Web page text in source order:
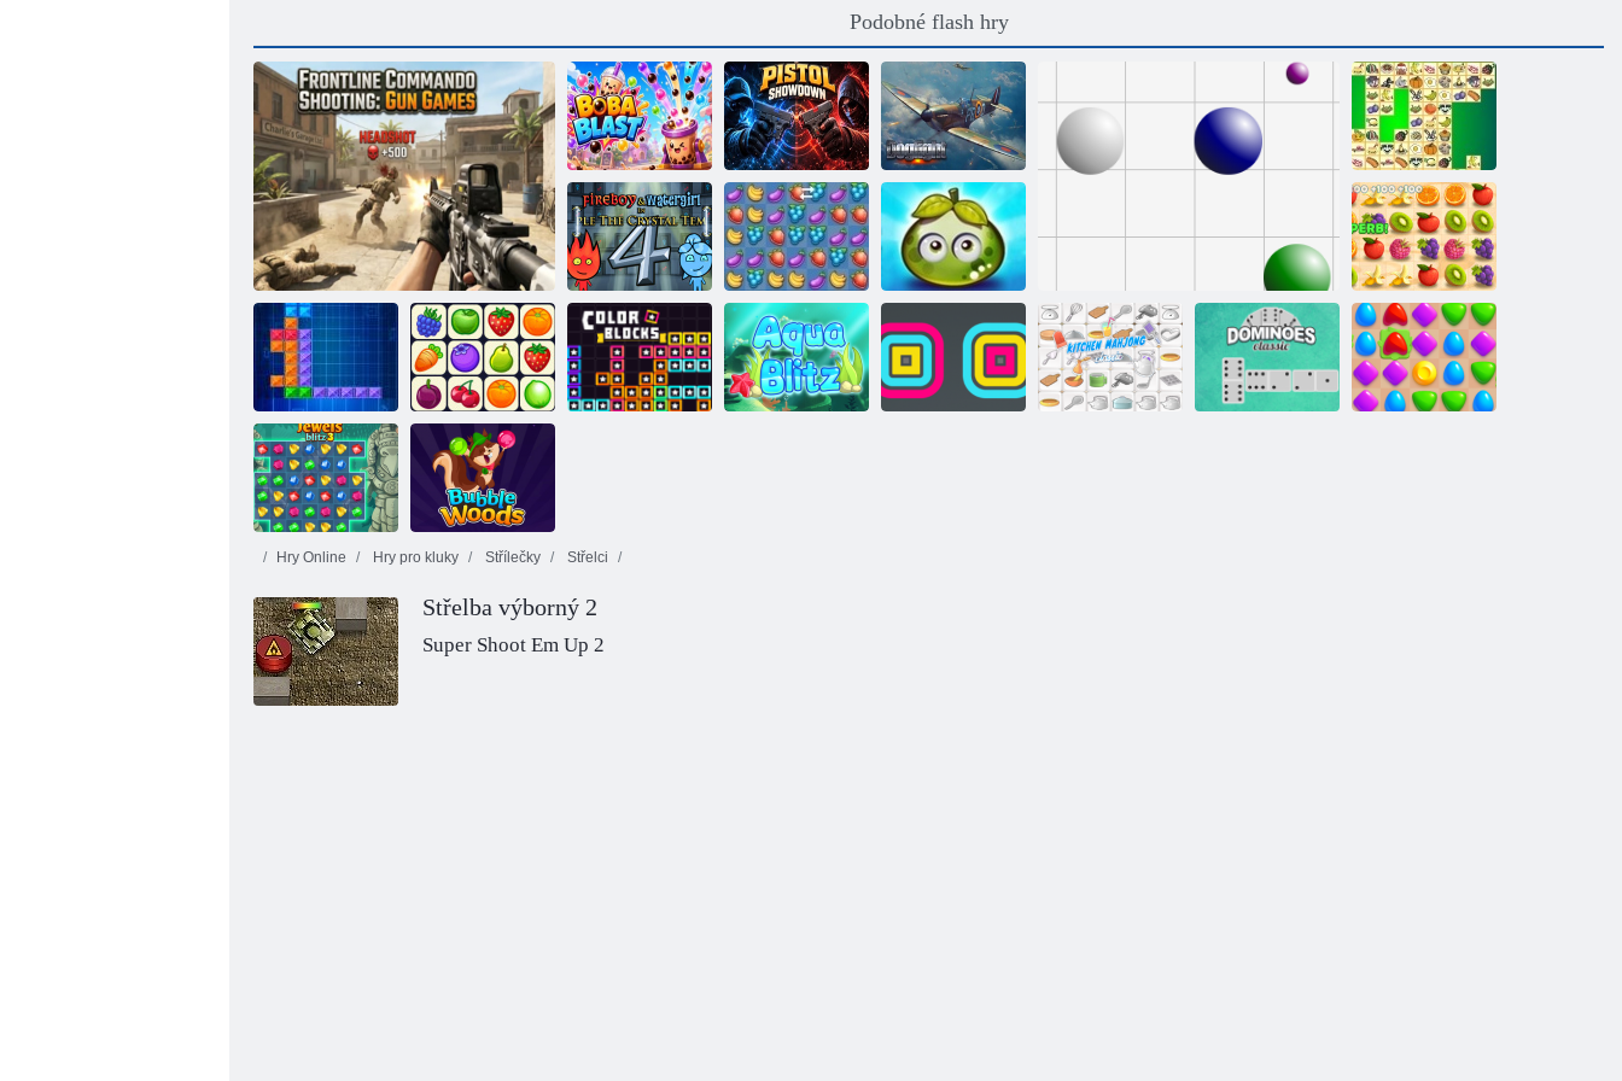
Podobné flash hry
Střelecké zbraně v první linii
Exploze fazolí Pistolový souboj Vzdušný boj Kris Mahjong
Oheň a Voda 4
Ovocný
rozdrcení
Dobrodružství
bobulí
Juicy linka
Tentriks Onet Connect
Jewels Blitz 3 Lesní bubliny
Hry Online Hry pro kluky Střílečky Střelci
Střelba výborný 2
Super Shoot Em Up 2